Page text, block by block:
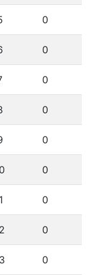
0
0
0
0
0
0
0
0
0